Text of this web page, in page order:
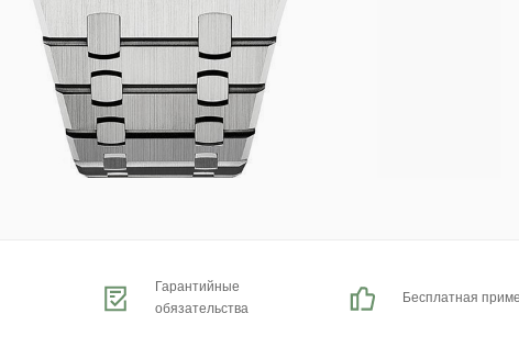
Гарантийные
обязательства
Бесплатная